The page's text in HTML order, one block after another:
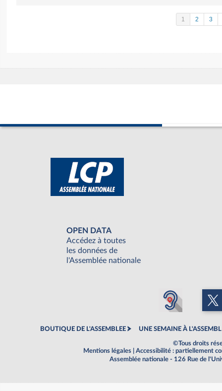
1 2 3
OPEN DATA
Accédez à toutes
les données de
l'Assemblée nationale
BOUTIQUE DE L'ASSEMBLEE UNE SEMAINE À
©Tous droits
Mentions légales
Accessibilité : partiellement
Assemblée nationale - 126 Rue de